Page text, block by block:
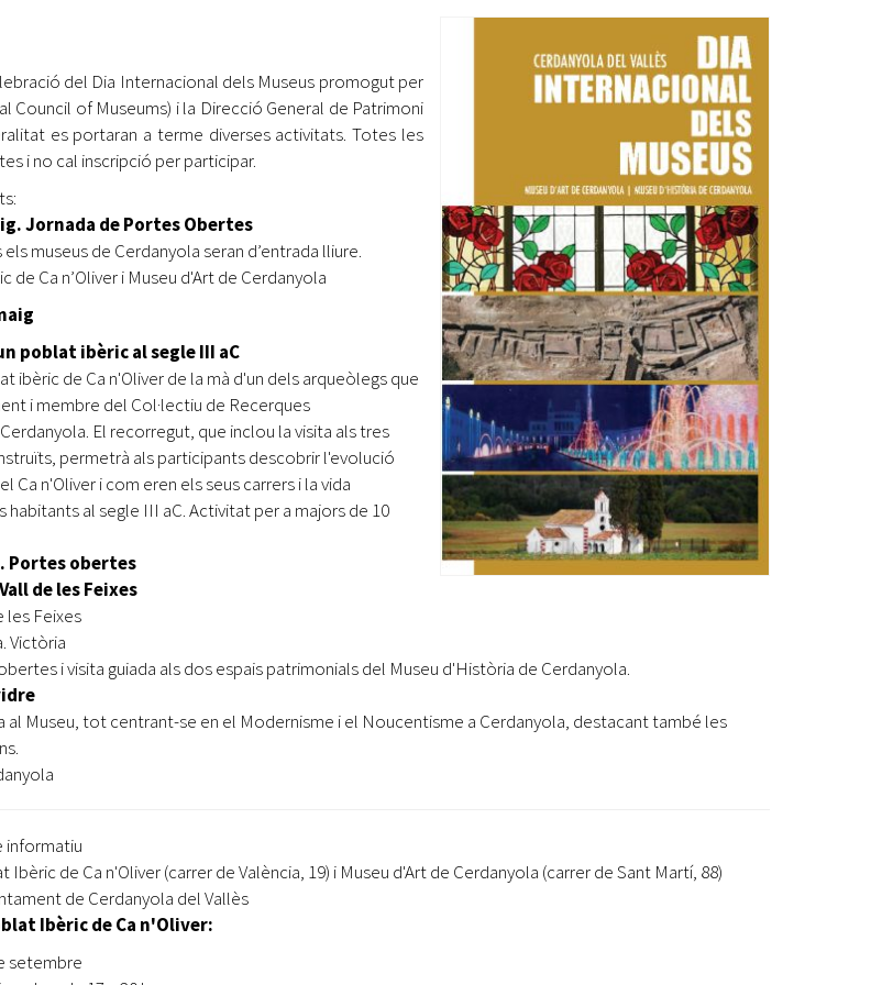
Retiment de Comptes
Accés a Informació Pública
Dades Obertes
Catàleg de Serveis i Tràmits
opta a més de 5 milions d'euros del Pla de
transformar les Fontetes, Quatre Cantons i
l'avinguda Catalunya
el cartell de la seva 16a edició i dona el
al festival
reparteix ulleres gratuïtes per veure
Mercats Municipals
Webs Municipals
del Dia Internacional dels Museus promogut per
Council of Museums) i la Direcció General de Patrimoni
es portaran a terme diverses activitats. Totes les
i no cal inscripció per participar.
Jornada de Portes Obertes
museus de Cerdanyola seran d’entrada lliure.
de Ca n’Oliver i Museu d'Art de Cerdanyola
poblat ibèric al segle III aC
ibèric de Ca n'Oliver de la mà d'un dels arqueòlegs que
i membre del Col·lectiu de Recerques
El recorregut, que inclou la visita als tres
permetrà als participants descobrir l'evolució
Ca n'Oliver i com eren els seus carrers i la vida
habitants al segle III aC. Activitat per a majors de 10
Portes obertes
de les Feixes
les Feixes
Victòria
i visita guiada als dos espais patrimonials del Museu d'Història de Cerdanyola.
al Museu, tot centrant-se en el Modernisme i el Noucentisme a Cerdanyola, destacant també les
informatiu
Ibèric de Ca n'Oliver (carrer de València, 19) i Museu d'Art de Cerdanyola (carrer de Sant Martí, 88)
de Cerdanyola del Vallès
Ibèric de Ca n'Oliver:
setembre